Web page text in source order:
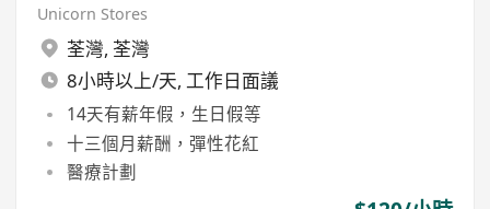
Unicorn Stores
荃灣, 荃灣
8小時以上/天, 工作日面議
14天有薪年假，生日假等
十三個月薪酬，彈性花紅
醫療計劃